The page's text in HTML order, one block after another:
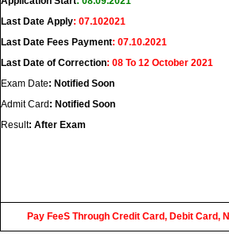
Last Date Apply: 07.102021
Last Date Fees Payment: 07.10.2021
Last Date of Correction: 08 To 12 October 2021
Exam Date: Notified Soon
Admit Card: Notified Soon
Result: After Exam
Pay FeeS Through Credit Card, Debit Card,